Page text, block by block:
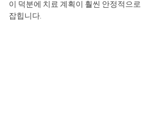
이 덕분에 치료 계획이 훨씬 안정적으로
잡힙니다.